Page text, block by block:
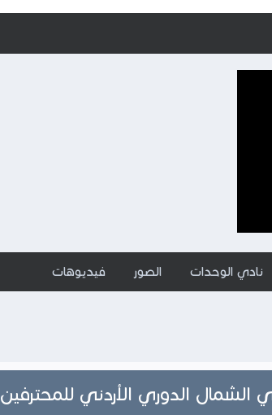
نادي الوحدات الصور فيديوهات
الشمال الدوري الأردني للمحترفين